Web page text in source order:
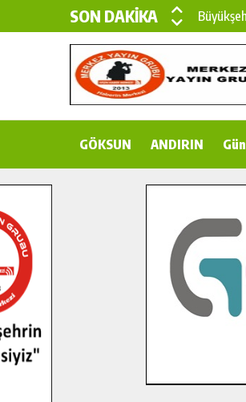
SON DAKİKA
Çin’den
Gençler
İlçe
Bertiz’in
GÖKSUN ANDIRIN